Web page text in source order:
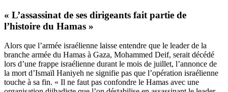
« L’assassinat de ses dirigeants fait partie de
l’histoire du Hamas »
Alors que l’armée israélienne laisse entendre que le leader de la
branche armée du Hamas à Gaza, Mohammed Deif, serait décédé
lors d’une frappe israélienne durant le mois de juillet, l’annonce de
la mort d’Ismaïl Haniyeh ne signifie pas que l’opération israélienne
touche à sa fin. « Il ne faut pas confondre le Hamas avec une